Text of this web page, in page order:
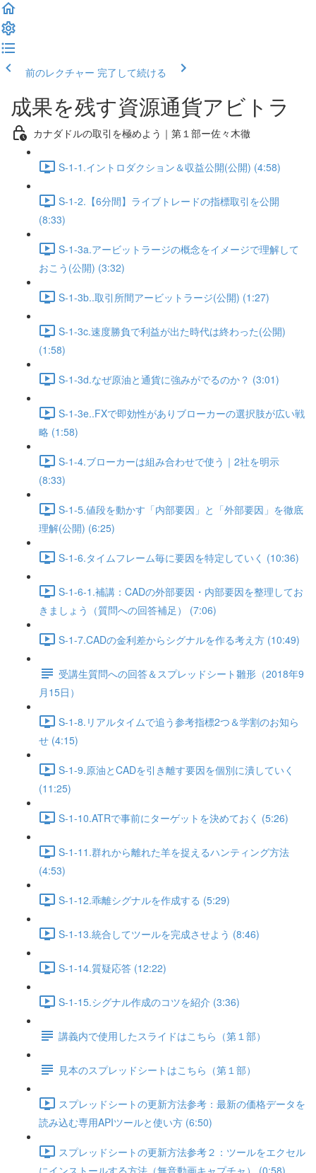
前のレクチャー 完了して続ける
成果を残す資源通貨アビトラ
カナダドルの取引を極めよう｜第１部ー佐々木徹
S-1-1.イントロダクション＆収益公開(公開) (4:58)
S-1-2.【6分間】ライブトレードの指標取引を公開
(8:33)
S-1-3a.アービットラージの概念をイメージで理解して
おこう(公開) (3:32)
S-1-3b..取引所間アービットラージ(公開) (1:27)
S-1-3c.速度勝負で利益が出た時代は終わった(公開)
(1:58)
S-1-3d.なぜ原油と通貨に強みがでるのか？ (3:01)
S-1-3e..FXで即効性がありブローカーの選択肢が広い戦
略 (1:58)
S-1-4.ブローカーは組み合わせで使う｜2社を明示
(8:33)
S-1-5.値段を動かす「内部要因」と「外部要因」を徹底
理解(公開) (6:25)
S-1-6.タイムフレーム毎に要因を特定していく (10:36)
S-1-6-1.補講：CADの外部要因・内部要因を整理してお
きましょう（質問への回答補足） (7:06)
S-1-7.CADの金利差からシグナルを作る考え方 (10:49)
受講生質問への回答＆スプレッドシート雛形（2018年9
月15日）
S-1-8.リアルタイムで追う参考指標2つ＆学割のお知ら
せ (4:15)
S-1-9.原油とCADを引き離す要因を個別に潰していく
(11:25)
S-1-10.ATRで事前にターゲットを決めておく (5:26)
S-1-11.群れから離れた羊を捉えるハンティング方法
(4:53)
S-1-12.乖離シグナルを作成する (5:29)
S-1-13.統合してツールを完成させよう (8:46)
S-1-14.質疑応答 (12:22)
S-1-15.シグナル作成のコツを紹介 (3:36)
講義内で使用したスライドはこちら（第１部）
見本のスプレッドシートはこちら（第１部）
スプレッドシートの更新方法参考：最新の価格データを
読み込む専用APIツールと使い方 (6:50)
スプレッドシートの更新方法参考２：ツールをエクセル
にインストールする方法（無音動画キャプチャ） (0:58)